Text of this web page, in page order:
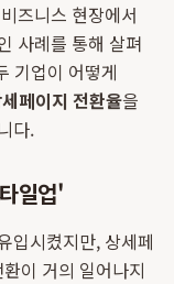
즈니스 현장에서
사례를 통해 살펴
기업이 어떻게
페이지 전환율을
다.
일업'
입시켰지만, 상세페
이 거의 일어나지